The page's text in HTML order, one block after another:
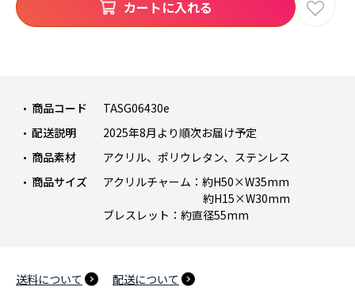
商品コード
TASG06430e
配送説明
2025年8月より順次お届け予定
商品素材
アクリル、ポリウレタン、ステンレス
商品サイズ
アクリルチャーム：約H50×W35mm
約H15×W30mm
ブレスレット：約直径55mm
送料について 配送について
カートに入れる